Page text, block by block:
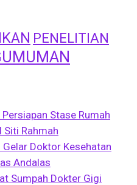
PENELITIAN
Stase Rumah
Siti Rahmah
Gelar Doktor Kesehatan
Andalas
Sumpah Dokter Gigi